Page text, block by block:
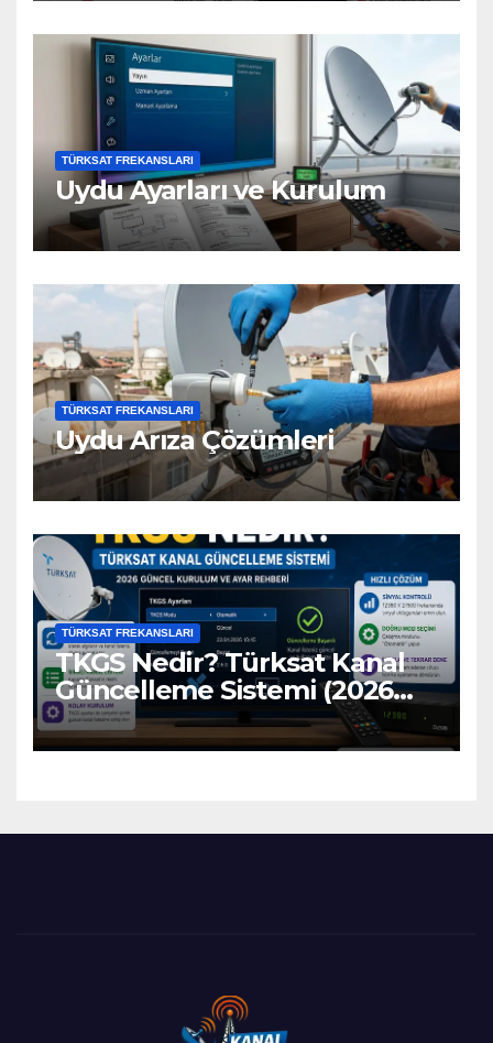
TÜRKSAT FREKANSLARI
Uydu Ayarları ve Kurulum
TÜRKSAT FREKANSLARI
Uydu Arıza Çözümleri
TÜRKSAT FREKANSLARI
TKGS Nedir? Türksat Kanal
Güncelleme Sistemi (2026
Ayarları)